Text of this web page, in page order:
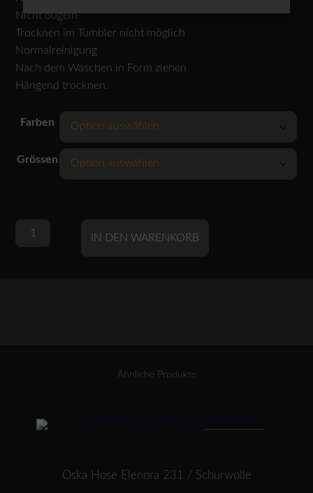
Nicht bügeln
Trocknen im Tumbler nicht möglich
Normalreinigung
Nach dem Waschen in Form ziehen
Hängend trocknen.
Farben
Grössen
OSKA
IN DEN WARENKORB
Ähnliche Produkte
Dieses Produkt weist mehrere Varianten auf. Die Optionen können auf der Produktseite gewählt werden
Oska Hose Elenora 231 / Schurwolle